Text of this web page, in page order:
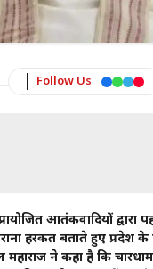
Follow Us
आतंकवादियों
हरकत बताते हुए प्रदेश के
महाराज ने कहा है कि